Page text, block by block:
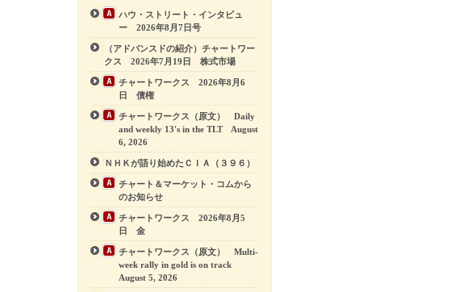
ハウ・ストリート・インタビュ
ー 2026年8月7日号
（アドバンスドの紹介）チャートワー
クス 2026年7月19日 株式市場
チャートワークス 2026年8月6
日 債権
チャートワークス（原文） Daily
and weekly 13's in the TLT August
6, 2026
ＮＨＫが語り始めたＣＩＡ（３９６）
チャート＆マーケット・コムから
のお知らせ
チャートワークス 2026年8月5
日 金
チャートワークス（原文） Multi-
week rally in gold is on track
August 5, 2026